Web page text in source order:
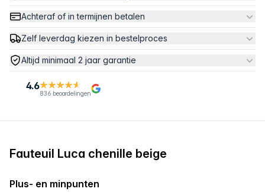
Achteraf of in termijnen betalen
Zelf leverdag kiezen in bestelproces
Altijd minimaal 2 jaar garantie
4.6
836 beoordelingen
Fauteuil Luca chenille beige
Plus- en minpunten